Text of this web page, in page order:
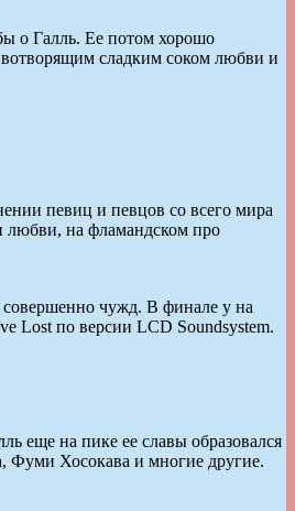
о Галль. Ее потом хорошо
сладким соком любви и
певиц и певцов со всего мира
любви, на фламандском про
совершенно чужд. В финале у на
Lost по версии LCD Soundsystem.
еще на пике ее славы образовался
Фуми Хосокава и многие другие.